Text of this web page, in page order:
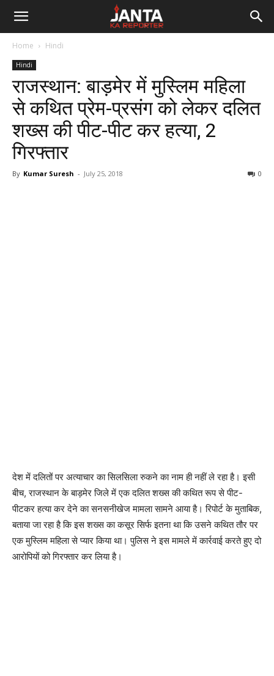
Janta
Reporter
Home Hindi
Hindi
राजस्‍थान: बाड़मेर में मुस्लिम महिला
से कथित प्रेम-प्रसंग को लेकर दलित
शख्स की पीट-पीट कर हत्या, 2
गिरफ्तार
By Kumar Suresh - July 25, 2018 0
देश में दलितों पर अत्याचार का सिलसिला रुकने का नाम ही नहीं ले रहा है। इसी
बीच, राजस्‍थान के बाड़मेर जिले में एक दलित शख्स की कथित रूप से पीट-
पीटकर हत्‍या कर देने का सनसनीखेज मामला सामने आया है। रिपोर्ट के मुताबिक,
बताया जा रहा है कि इस शख्स का कसूर सिर्फ इतना था कि उसने कथित तौर पर
एक मुस्‍लिम महिला से प्‍यार किया था। पुलिस ने इस मामले में कार्रवाई करते हुए दो
आरोपियों को गिरफ्तार कर लिया है।